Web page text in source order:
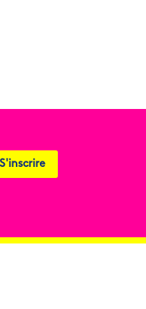
S'inscrire